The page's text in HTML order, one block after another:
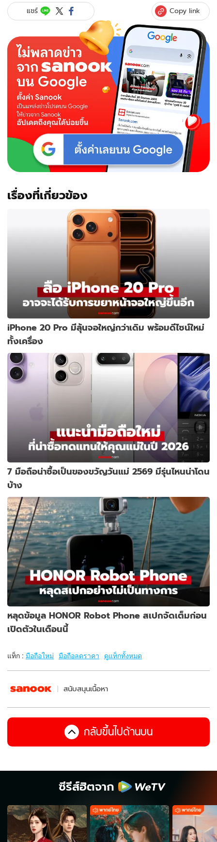
แชร์ Copy link
เรื่องที่เกี่ยวข้อง
iPhone 20 Pro มีลุ้นจอใหญ่กว่าเดิม พร้อมดีไซน์ใหม่
ทั้งเครื่อง
7 มือถือน่าซื้อเป็นของขวัญวันแม่ 2569 มีรุ่นไหนน่าโดน
บ้าง
หลุดข้อมูล HONOR Robot Phone สเปกจัดเต็มก่อน
เปิดตัวในเดือนนี้
แท็ก : มือถือใหม่ มือถือลดราคา ดูแท็กทั้งหมด
สนับสนุนเนื้อหา
กลับขึ้นไปด้านบน
ซีรีส์ฮิตจาก